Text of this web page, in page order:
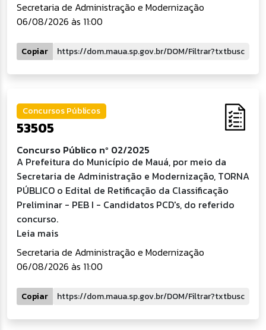
Secretaria de Administração e Modernização
06/08/2026 às 11:00
Copiar
Concursos Públicos
53505
Concurso Público nº 02/2025
A Prefeitura do Município de Mauá, por meio da
Secretaria de Administração e Modernização, TORNA
PÚBLICO o Edital de Retificação da Classificação
Preliminar - PEB I - Candidatos PCD's, do referido
concurso.
Leia mais
Secretaria de Administração e Modernização
06/08/2026 às 11:00
Copiar